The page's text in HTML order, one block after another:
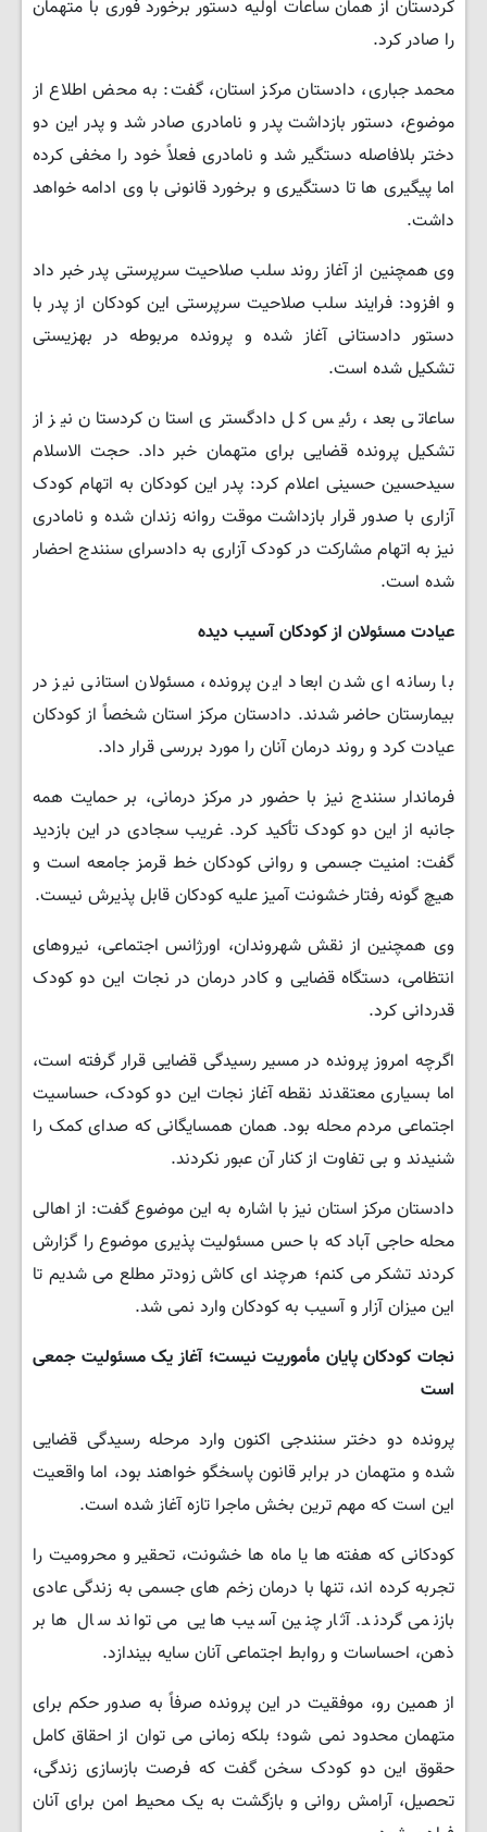
کردستان از همان ساعات اولیه دستور برخورد فوری با متهمان
را صادر کرد.
محمد جباری، دادستان مرکز استان، گفت: به محض اطلاع از
موضوع، دستور بازداشت پدر و نامادری صادر شد و پدر این دو
دختر بلافاصله دستگیر شد و نامادری فعلاً خود را مخفی کرده
اما پیگیری ها تا دستگیری و برخورد قانونی با وی ادامه خواهد
داشت.
وی همچنین از آغاز روند سلب صلاحیت سرپرستی پدر خبر داد
و افزود: فرایند سلب صلاحیت سرپرستی این کودکان از پدر با
دستور دادستانی آغاز شده و پرونده مربوطه در بهزیستی
تشکیل شده است.
ساعاتی بعد، رئیس کل دادگستری استان کردستان نیز از
تشکیل پرونده قضایی برای متهمان خبر داد. حجت الاسلام
سیدحسین حسینی اعلام کرد: پدر این کودکان به اتهام کودک
آزاری با صدور قرار بازداشت موقت روانه زندان شده و نامادری
نیز به اتهام مشارکت در کودک آزاری به دادسرای سنندج احضار
شده است.
عیادت مسئولان از کودکان آسیب دیده
با رسانه ای شدن ابعاد این پرونده، مسئولان استانی نیز در
بیمارستان حاضر شدند. دادستان مرکز استان شخصاً از کودکان
عیادت کرد و روند درمان آنان را مورد بررسی قرار داد.
فرماندار سنندج نیز با حضور در مرکز درمانی، بر حمایت همه
جانبه از این دو کودک تأکید کرد. غریب سجادی در این بازدید
گفت: امنیت جسمی و روانی کودکان خط قرمز جامعه است و
هیچ گونه رفتار خشونت آمیز علیه کودکان قابل پذیرش نیست.
وی همچنین از نقش شهروندان، اورژانس اجتماعی، نیروهای
انتظامی، دستگاه قضایی و کادر درمان در نجات این دو کودک
قدردانی کرد.
اگرچه امروز پرونده در مسیر رسیدگی قضایی قرار گرفته است،
اما بسیاری معتقدند نقطه آغاز نجات این دو کودک، حساسیت
اجتماعی مردم محله بود. همان همسایگانی که صدای کمک را
شنیدند و بی تفاوت از کنار آن عبور نکردند.
دادستان مرکز استان نیز با اشاره به این موضوع گفت: از اهالی
محله حاجی آباد که با حس مسئولیت پذیری موضوع را گزارش
کردند تشکر می کنم؛ هرچند ای کاش زودتر مطلع می شدیم تا
این میزان آزار و آسیب به کودکان وارد نمی شد.
نجات کودکان پایان مأموریت نیست؛ آغاز یک مسئولیت جمعی
است
پرونده دو دختر سنندجی اکنون وارد مرحله رسیدگی قضایی
شده و متهمان در برابر قانون پاسخگو خواهند بود، اما واقعیت
این است که مهم ترین بخش ماجرا تازه آغاز شده است.
کودکانی که هفته ها یا ماه ها خشونت، تحقیر و محرومیت را
تجربه کرده اند، تنها با درمان زخم های جسمی به زندگی عادی
بازنمی گردند. آثار چنین آسیب هایی می تواند سال ها بر
ذهن، احساسات و روابط اجتماعی آنان سایه بیندازد.
از همین رو، موفقیت در این پرونده صرفاً به صدور حکم برای
متهمان محدود نمی شود؛ بلکه زمانی می توان از احقاق کامل
حقوق این دو کودک سخن گفت که فرصت بازسازی زندگی،
تحصیل، آرامش روانی و بازگشت به یک محیط امن برای آنان